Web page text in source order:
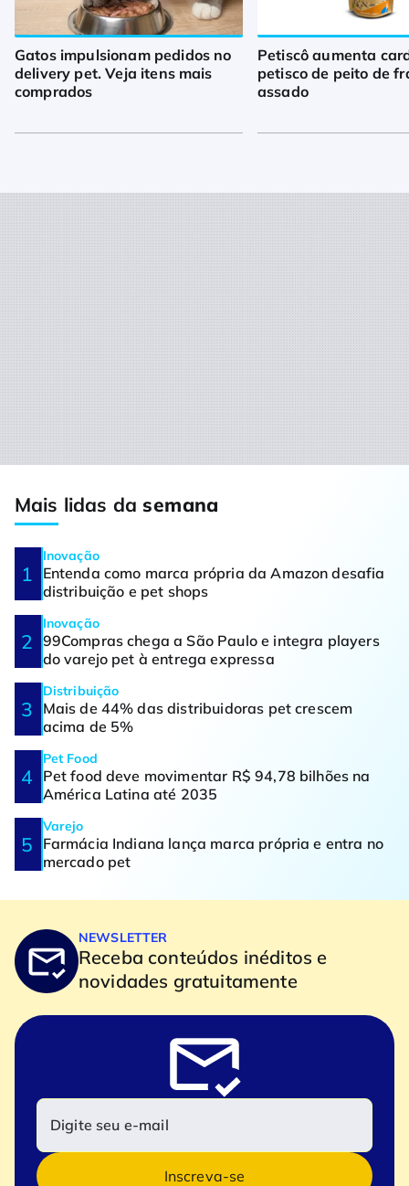
Gatos impulsionam pedidos no
delivery pet. Veja itens mais
comprados
Petiscô aumenta
petisco de peito de
assado
Mais lidas dasemana
Inovação
Entenda como marca própria da Amazon desafia
distribuição e pet shops
Inovação
99Compras chega a São Paulo e integra players
do varejo pet à entrega expressa
Distribuição
Mais de 44% das distribuidoras pet crescem
acima de 5%
Pet Food
Pet food deve movimentar R$ 94,78 bilhões na
América Latina até 2035
Varejo
Farmácia Indiana lança marca própria e entra no
mercado pet
NEWSLETTER
Receba conteúdos inéditos e
novidades gratuitamente
Inscreva-se